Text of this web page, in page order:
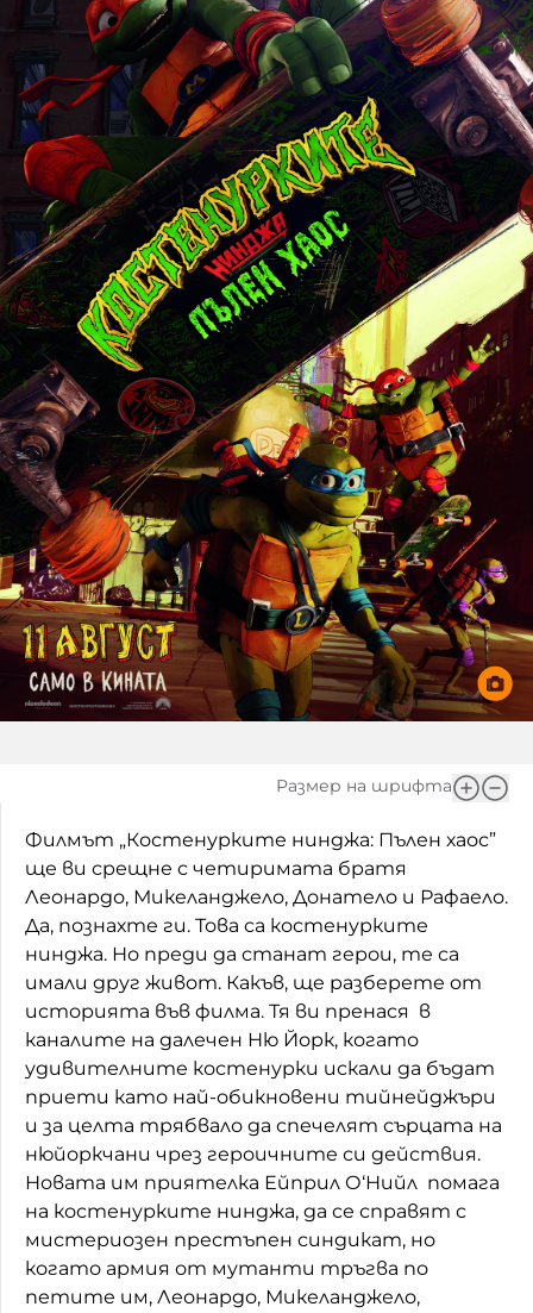
Фантазирай
Приказки
История на изкуството
Музикална кутийка
От соул до рокендрол
Междучасие
Яйцето на света
Къщата
Златната ябълка
Непознатите думи
Като Айнщайн
Домашен любимец
Питаме Ви
До ре ми
Игри
Кои сме ние?
За вас, родители
БНР
БНР Новини
Архивен фонд на БНР
Размер на шрифта
Филмът „Костенурките нинджа: Пълен хаос”
ще ви срещне с четиримата братя
Леонардо, Микеланджело, Донатело и Рафаело.
Да, познахте ги. Това са костенурките
нинджа. Но преди да станат герои, те са
имали друг живот. Какъв, ще разберете от
историята във филма. Тя ви пренася в
каналите на далечен Ню Йорк, когато
удивителните костенурки искали да бъдат
приети като най-обикновени тийнейджъри
и за целта трябвало да спечелят сърцата на
нюйоркчани чрез героичните си действия.
Новата им приятелка Ейприл О‘Нийл помага
на костенурките нинджа, да се справят с
мистериозен престъпен синдикат, но
когато армия от мутанти тръгва по
петите им, Леонардо, Микеланджело,